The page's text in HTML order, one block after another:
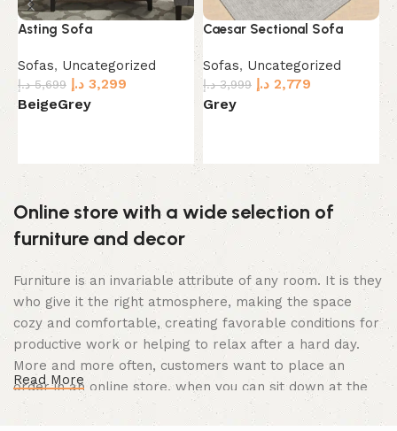
Asting Sofa
Sofas, Uncategorized
5,699 د.إ 3,299 د.إ
BeigeGrey
Caesar Sectional Sofa
Sofas, Uncategorized
3,999 د.إ 2,779 د.إ
Grey
Online store with a wide selection of
furniture and decor
Furniture is an invariable attribute of any room. It is they
who give it the right atmosphere, making the space
cozy and comfortable, creating favorable conditions for
productive work or helping to relax after a hard day.
More and more often, customers want to place an
order in an online store, when you can sit down at the
computer in your free time, arrange the furniture in the
Read More